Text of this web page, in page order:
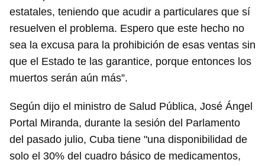
Guardar como favorito
Para poder guardar como favorito, primero has de
iniciar sesión con tu cuenta de 14ymedio.
INICIAR SESIÓN
estatales, teniendo que acudir a particulares que sí
resuelven el problema. Espero que este hecho no
sea la excusa para la prohibición de esas ventas sin
que el Estado te las garantice, porque entonces los
muertos serán aún más”.
Según dijo el ministro de Salud Pública, José Ángel
Portal Miranda, durante la sesión del Parlamento
del pasado julio, Cuba tiene "una disponibilidad de
solo el 30% del cuadro básico de medicamentos,